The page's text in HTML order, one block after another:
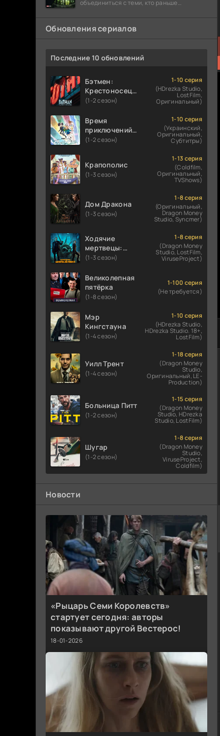
объединиться с теми, кто раньше
Икс,
Обновления сериалов
Последние 10 обновлений
Бэтмен:
Крестоносец в
плаще
(1-2 сезон)
1-10 серия
(HDrezka Studio,
LostFilm,
Оригинальный)
Время
приключений:
Фионна и Кейк
(1-2 сезон)
1-10 серия
(Украинский,
Оригинальный,
Субтитры)
Крапополис
(1-3 сезон)
1-13 серия
(Coldfilm,
Оригинальный,
TVShows)
Дом Дракона
(1-3 сезон)
1-8 серия
(Оригинальный,
Dragon Money
Studio, Syncmer)
Ходячие
мертвецы:
Мертвый
(1-3 сезон)
1-8 серия
(Dragon Money
Studio, LostFilm,
ViruseProject)
Великолепная
пятёрка
(1-8 сезон)
1-100 серия
(Не требуется)
Мэр
Кингстауна
(1-4 сезон)
1-10 серия
(HDrezka Studio,
HDrezka Studio. 18+,
LostFilm)
Уилл Трент
(1-4 сезон)
1-18 серия
(Dragon Money
Studio,
Оригинальный, LE-
Production)
Больница Питт
(1-2 сезон)
1-15 серия
(Dragon Money
Studio, HDrezka
Studio, LostFilm)
Шугар
(1-2 сезон)
1-8 серия
(Dragon Money
Studio,
ViruseProject,
Coldfilm)
Новости
«Рыцарь Семи Королевств»
стартует сегодня: авторы
показывают другой Вестерос!
18-01-2026